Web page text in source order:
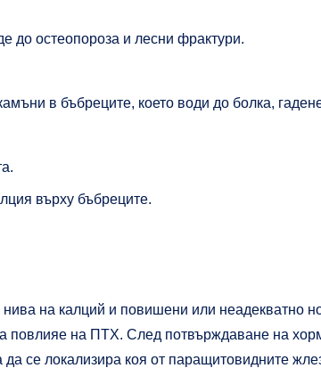
до остеопороза и лесни фрактури.
в бъбреците, което води до болка,
върху бъбреците.
на калций и повишени или неадекватно
на ПТХ. След потвърждаване на
се локализира коя от паращитовидните